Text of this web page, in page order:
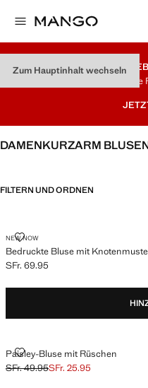
Zum Hauptinhalt wechselnSALE
DAMENKURZARM
FILTERN UND ORDNEN
NEW NOW
Bedruckte Bluse mit
BEDRUCKTE BLUSE MIT
Aktueller Preis [SFr. 69.95 ]
SFr. 69.95
Paisley-Bluse mit Rüschen
PAISLEY-BLUSE MIT RÜSCHEN
Ausgangspreis durchgestrichen
SFr. 49.95
Aktueller Preis [SFr. 25.95 ]
SFr. 25.95